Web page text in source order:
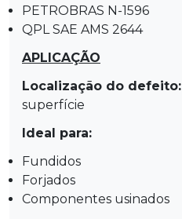
PETROBRAS N-1596
QPL SAE AMS 2644
APLICAÇÃO
Localização do defeito:
superfície
Ideal para:
Fundidos
Forjados
Componentes usinados